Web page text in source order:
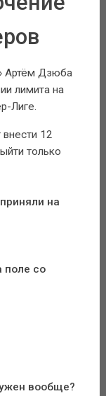
Артём Дзюба
лимита на
Лиге.
12
только
на
поле со
вообще?